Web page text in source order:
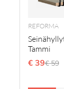
REFORMA
Tammi
€ 39€ 59